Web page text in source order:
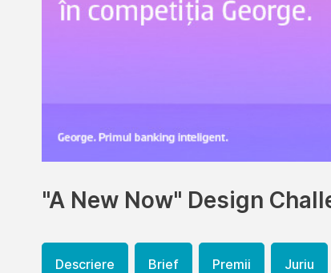
"A New Now" Design
Descriere Brief Premii Juriu